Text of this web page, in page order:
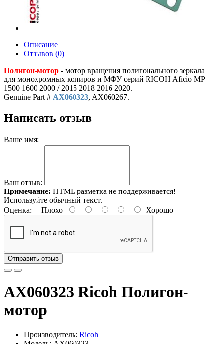
Описание
Отзывов (0)
Полигон-мотор - мотор вращения полигонального зеркала
для монохромных копиров и МФУ серий RICOH Aficio MP
1500 1600 2000 / 2015 2018 2016 2020.
Genuine Part # AX060323, AX060267.
Написать отзыв
Ваше имя:
Ваш отзыв:
Примечание: HTML разметка не поддерживается!
Используйте обычный текст.
Оценка: Плохо Хорошо
Отправить отзыв
AX060323 Ricoh Полигон-
мотор
Производитель: Ricoh